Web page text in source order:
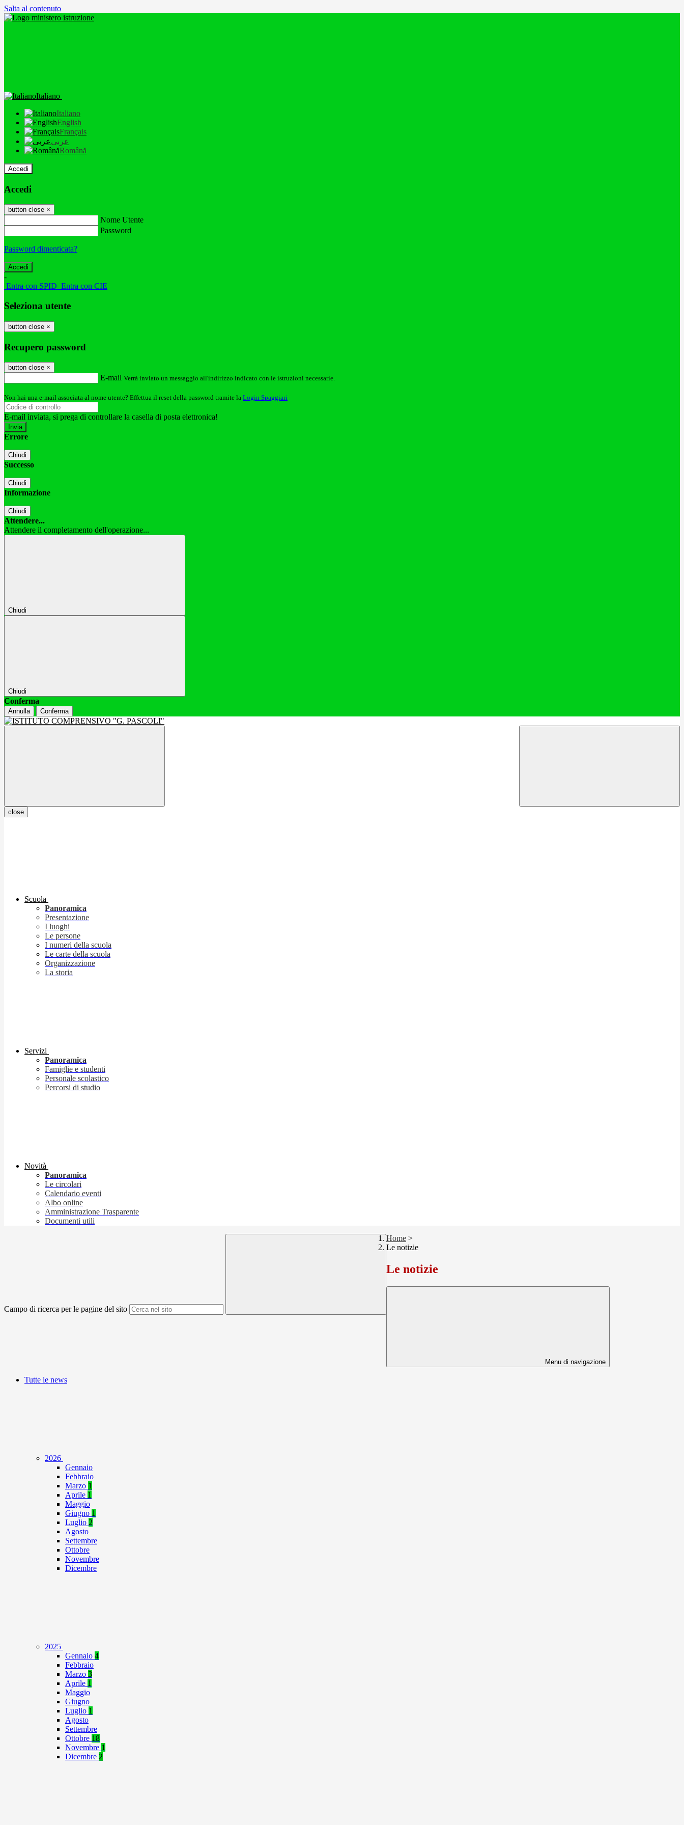
Salta al contenuto
Italiano
Italiano
English
Français
عربى
Română
Accedi
Accedi
button close ×
Nome Utente
Password
Password dimenticata?
-
Entra con SPID Entra con CIE
Seleziona utente
button close ×
Recupero password
button close ×
E-mail Verrà inviato un messaggio all'indirizzo indicato con le istruzioni necessarie.
Non hai una e-mail associata al nome utente? Effettua il reset della password tramite la Login Spaggiari
E-mail inviata, si prega di controllare la casella di posta elettronica!
Errore
Chiudi
Successo
Chiudi
Informazione
Chiudi
Attendere...
Attendere il completamento dell'operazione...
Chiudi
Chiudi
Conferma
Annulla Conferma
close
Scuola
Panoramica
Presentazione
I luoghi
Le persone
I numeri della scuola
Le carte della scuola
Organizzazione
La storia
Servizi
Panoramica
Famiglie e studenti
Personale scolastico
Percorsi di studio
Novità
Panoramica
Le circolari
Calendario eventi
Albo online
Amministrazione Trasparente
Documenti utili
Campo di ricerca per le pagine del sito
Home >
Le notizie
Le notizie
Menu di navigazione
Tutte le news
2026
Gennaio
Febbraio
Marzo 1
Aprile 1
Maggio
Giugno 1
Luglio 2
Agosto
Settembre
Ottobre
Novembre
Dicembre
2025
Gennaio 4
Febbraio
Marzo 3
Aprile 1
Maggio
Giugno
Luglio 1
Agosto
Settembre
Ottobre 18
Novembre 1
Dicembre 2